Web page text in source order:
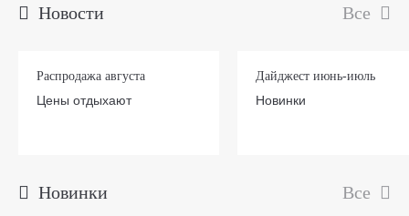
Новости Все
Распродажа августа
Цены отдыхают
Дайджест июнь-июль
Новинки
Новинки Все